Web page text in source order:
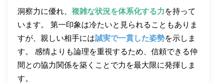
洞察力に優れ、 複雑な状況を体系化する力を持って
います。 第一印象は冷たいと見られることもありま
すが、親しい相手には誠実で一貫した姿勢を示しま
す。 感情よりも論理を重視するため、信頼できる仲
間との協力関係を築くことで力を最大限に発揮しま
す。